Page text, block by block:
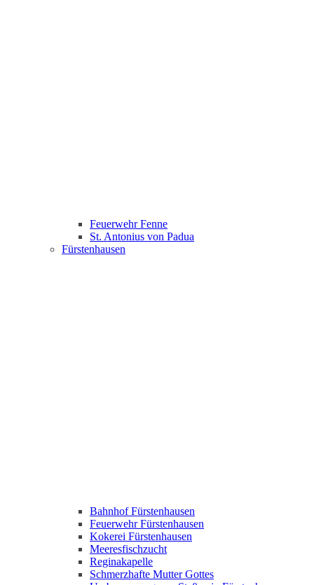
Feuerwehr Fenne
St. Antonius von Padua
Fürstenhausen
Bahnhof Fürstenhausen
Feuerwehr Fürstenhausen
Kokerei Fürstenhausen
Meeresfischzucht
Reginakapelle
Schmerzhafte Mutter Gottes